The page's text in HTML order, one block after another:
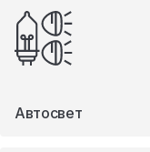
Масла и
Мототовары
Туризм
Автосвет